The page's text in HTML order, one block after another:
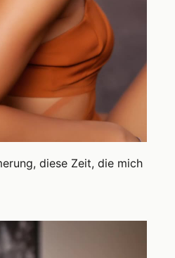
diese Zeit, die mich